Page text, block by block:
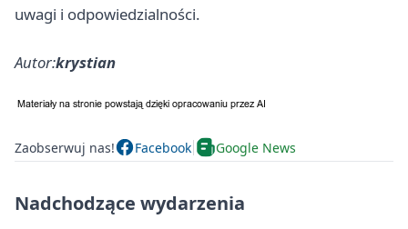
uwagi i odpowiedzialności.
Autor:krystian
Zaobserwuj nas! Facebook Google News
Nadchodzące wydarzenia